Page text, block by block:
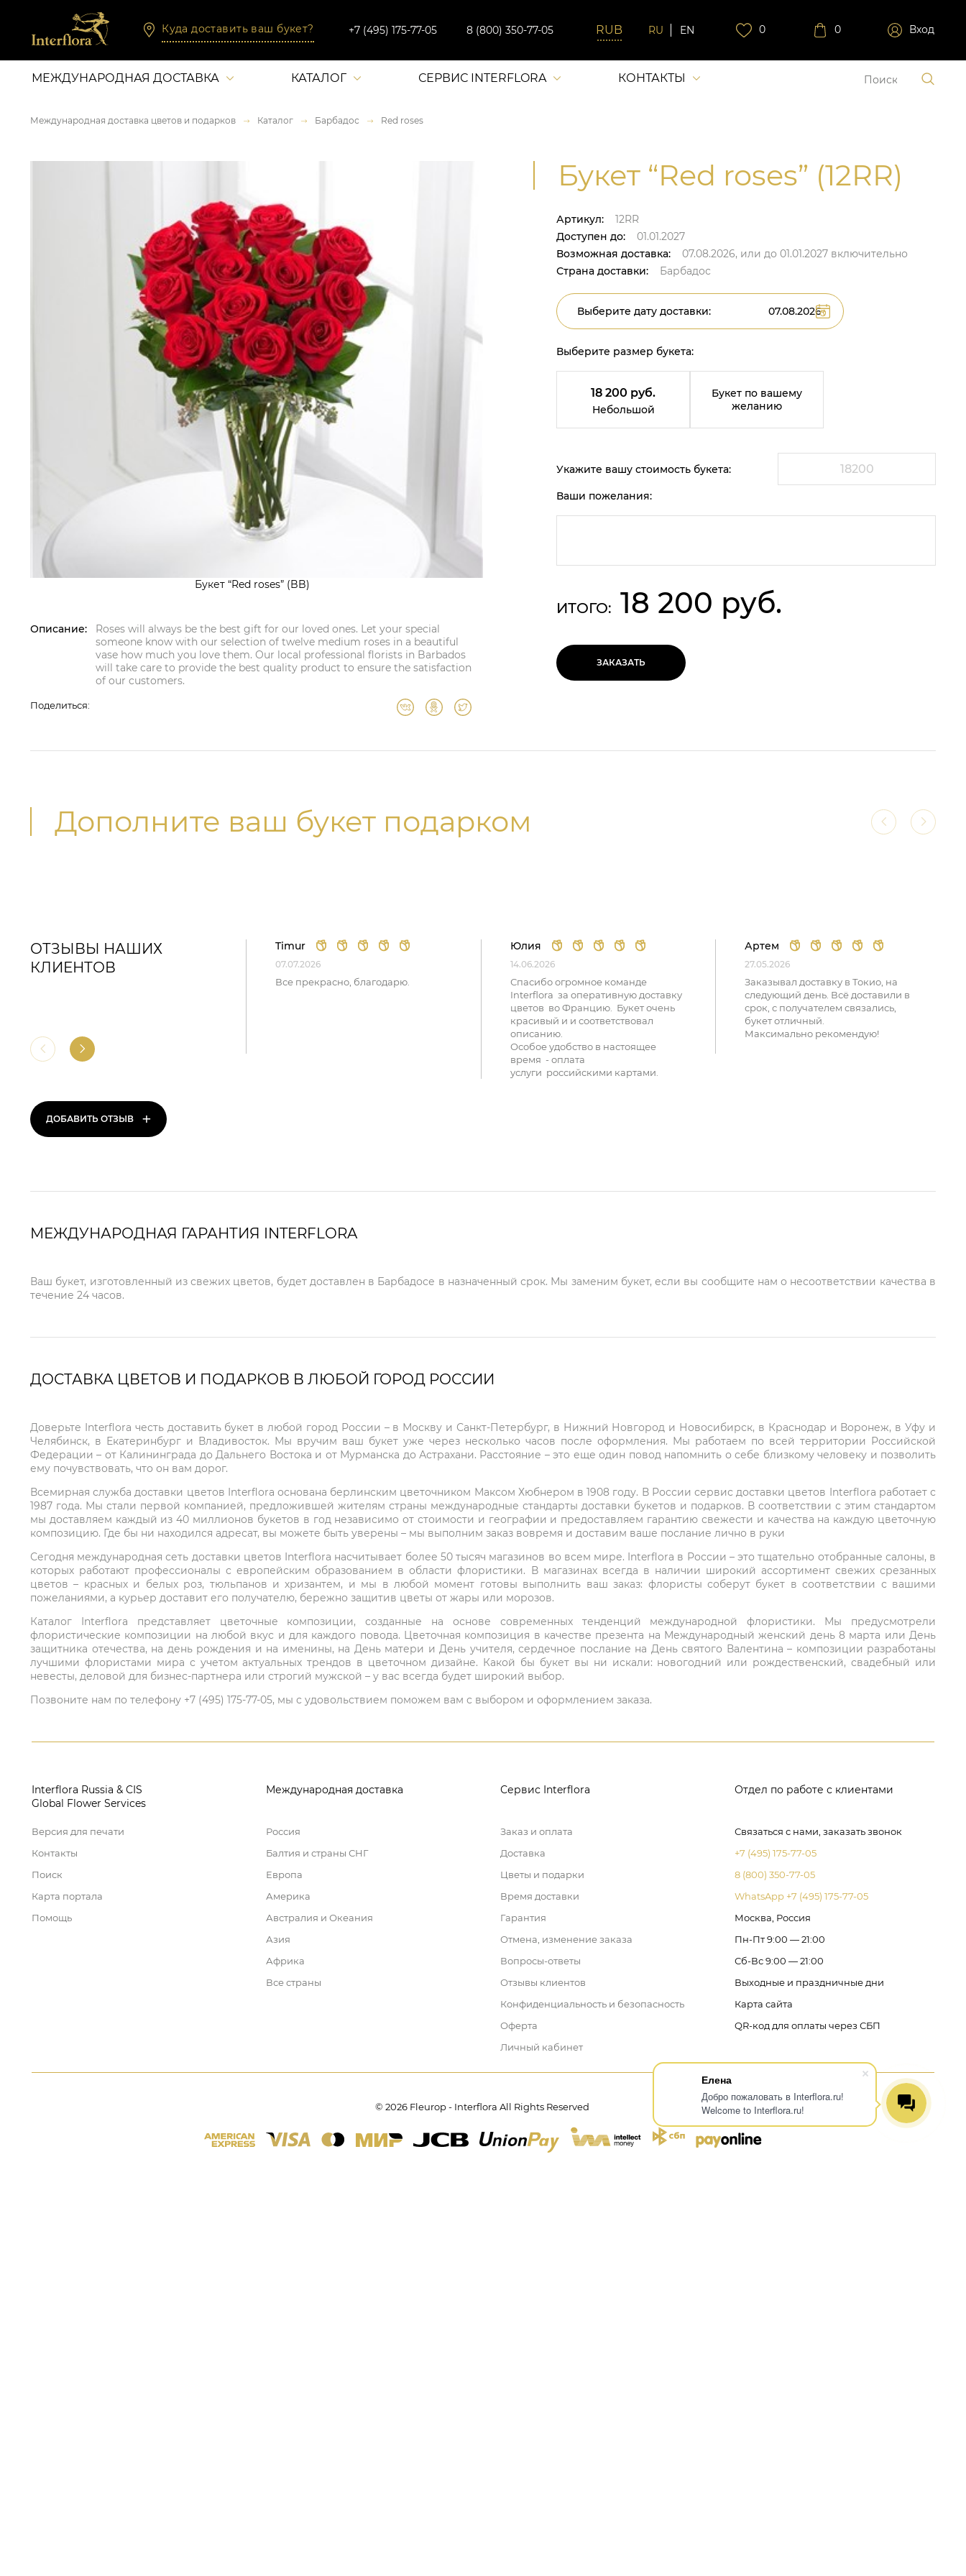
Елена
Добро пожаловать в Interflora.ru!
Welcome to Interflora.ru!
Куда доставить ваш букет? +7 (495) 175-77-05 8 (800) 350-77-05 RU EN 0 0 Вход
МЕЖДУНАРОДНАЯ ДОСТАВКА КАТАЛОГ СЕРВИС INTERFLORA КОНТАКТЫ
Международная доставка цветов и подарков Каталог Барбадос Red roses
Букет “Red roses” (BB)
Описание:
Roses will always be the best gift for our loved ones. Let your special
someone know with our selection of twelve medium roses in a beautiful
vase how much you love them. Our local professional florists in Barbados
will take care to provide the best quality product to ensure the satisfaction
of our customers.
Поделиться:
Букет “Red roses” (12RR)
Артикул:
12RR
Доступен до:
01.01.2027
Возможная доставка:
07.08.2026, или до 01.01.2027 включительно
Страна доставки:
Барбадос
Выберите дату доставки:
Выберите размер букета:
18 200 руб.
Небольшой
Букет по вашему
желанию
Укажите вашу стоимость букета:
Ваши пожелания:
ИТОГО: 18 200 руб.
ЗАКАЗАТЬ
Дополните ваш букет подарком
ОТЗЫВЫ НАШИХ
КЛИЕНТОВ
ДОБАВИТЬ ОТЗЫВ +
Timur
07.07.2026
Все прекрасно, благодарю.
Юлия
14.06.2026
Спасибо огромное команде
Interflora за оперативную доставку
цветов во Францию. Букет очень
красивый и и соответствовал
описанию.
Особое удобство в настоящее
время - оплата
услуги российскими картами.
Артем
27.05.2026
Заказывал доставку в Токио, на
следующий день. Всё доставили в
срок, с получателем связались,
букет отличный.
Максимально рекомендую!
МЕЖДУНАРОДНАЯ ГАРАНТИЯ INTERFLORA
Ваш букет, изготовленный из свежих цветов, будет доставлен в Барбадосе в назначенный срок. Мы заменим букет, если вы сообщите нам о несоответствии качества в
течение 24 часов.
ДОСТАВКА ЦВЕТОВ И ПОДАРКОВ В ЛЮБОЙ ГОРОД РОССИИ
Доверьте Interflora честь доставить букет в любой город России – в Москву и Санкт-Петербург, в Нижний Новгород и Новосибирск, в Краснодар и Воронеж, в Уфу и
Челябинск, в Екатеринбург и Владивосток. Мы вручим ваш букет уже через несколько часов после оформления. Мы работаем по всей территории Российской
Федерации – от Калининграда до Дальнего Востока и от Мурманска до Астрахани. Расстояние – это еще один повод напомнить о себе близкому человеку и позволить
ему почувствовать, что он вам дорог.
Всемирная служба доставки цветов Interflora основана берлинским цветочником Максом Хюбнером в 1908 году. В России сервис доставки цветов Interflora работает с
1987 года. Мы стали первой компанией, предложившей жителям страны международные стандарты доставки букетов и подарков. В соответствии с этим стандартом
мы доставляем каждый из 40 миллионов букетов в год независимо от стоимости и географии и предоставляем гарантию свежести и качества на каждую цветочную
композицию. Где бы ни находился адресат, вы можете быть уверены – мы выполним заказ вовремя и доставим ваше послание лично в руки
Сегодня международная сеть доставки цветов Interflora насчитывает более 50 тысяч магазинов во всем мире. Interflora в России – это тщательно отобранные салоны, в
которых работают профессионалы с европейским образованием в области флористики. В магазинах всегда в наличии широкий ассортимент свежих срезанных
цветов – красных и белых роз, тюльпанов и хризантем, и мы в любой момент готовы выполнить ваш заказ: флористы соберут букет в соответствии с вашими
пожеланиями, а курьер доставит его получателю, бережно защитив цветы от жары или морозов.
Каталог Interflora представляет цветочные композиции, созданные на основе современных тенденций международной флористики. Мы предусмотрели
флористические композиции на любой вкус и для каждого повода. Цветочная композиция в качестве презента на Международный женский день 8 марта или День
защитника отечества, на день рождения и на именины, на День матери и День учителя, сердечное послание на День святого Валентина – композиции разработаны
лучшими флористами мира с учетом актуальных трендов в цветочном дизайне. Какой бы букет вы ни искали: новогодний или рождественский, свадебный или
невесты, деловой для бизнес-партнера или строгий мужской – у вас всегда будет широкий выбор.
Позвоните нам по телефону +7 (495) 175-77-05, мы с удовольствием поможем вам с выбором и оформлением заказа.
Interflora Russia & CIS
Global Flower Services
Версия для печати
Контакты
Поиск
Карта портала
Помощь
Международная доставка
Россия
Балтия и страны СНГ
Европа
Америка
Австралия и Океания
Азия
Африка
Все страны
Сервис Interflora
Заказ и оплата
Доставка
Цветы и подарки
Время доставки
Гарантия
Отмена, изменение заказа
Вопросы-ответы
Отзывы клиентов
Конфиденциальность и безопасность
Оферта
Личный кабинет
Отдел по работе с клиентами
Связаться с нами, заказать звонок
+7 (495) 175-77-05
8 (800) 350-77-05
WhatsApp +7 (495) 175-77-05
Москва, Россия
Пн-Пт 9:00 — 21:00
Сб-Вс 9:00 — 21:00
Выходные и праздничные дни
Карта сайта
QR-код для оплаты через СБП
© 2026 Fleurop - Interflora All Rights Reserved